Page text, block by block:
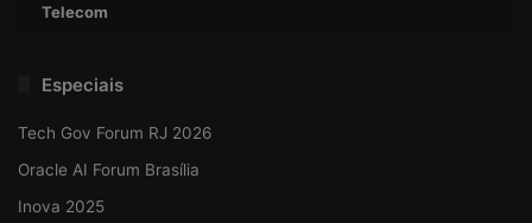
Telecom
Especiais
Tech Gov Forum RJ 2026
Oracle AI Forum Brasília
Inova 2025